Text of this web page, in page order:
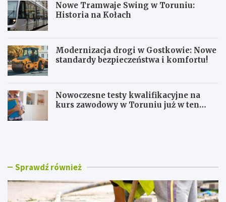
Nowe Tramwaje Swing w Toruniu:
Historia na Kołach
Modernizacja drogi w Gostkowie: Nowe
standardy bezpieczeństwa i komfortu!
Nowoczesne testy kwalifikacyjne na
kurs zawodowy w Toruniu już w ten
U
n
e
N
r
m
Sprawdź również